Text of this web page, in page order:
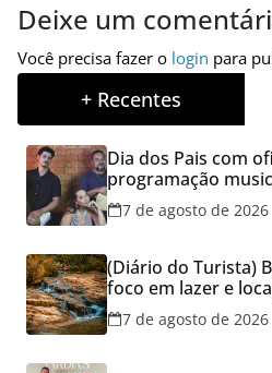
Deixe um
Você precisa fazer o login para
+ Recentes
Dia dos Pais com
programação
Aparecida de Goiânia
7 de agosto de 2026
(Diário do Turista)
foco em lazer e
cresce no Brasil
7 de agosto de 2026